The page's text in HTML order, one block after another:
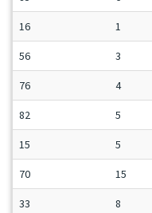
16 1
56 3
76 4
82 5
15 5
70 15
33 8